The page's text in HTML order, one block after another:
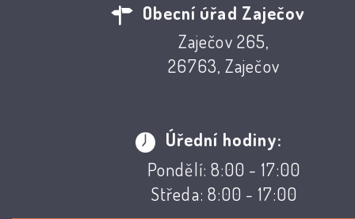
Obecní úřad Zaječov
Zaječov 265,
26763, Zaječov
Úřední hodiny:
Pondělí: 8:00 - 17:00
Středa: 8:00 - 17:00